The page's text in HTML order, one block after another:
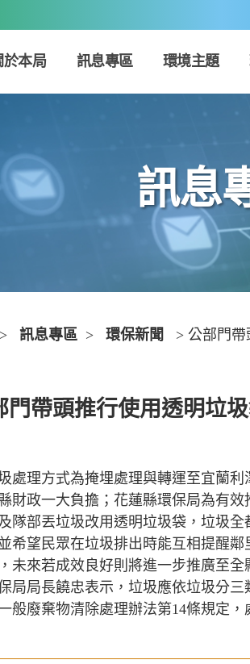
於本局 訊息專區 環境主題
訊息
> 訊息專區 > 環保新聞 > 公部門
門帶頭推行使用透明垃
處理方式為掩埋處理與轉運至宜蘭
財政一大負擔；花蓮縣環保局為有
隊部丟垃圾改用透明垃圾袋，垃圾
希望民眾在垃圾排出時能互相提醒
未來若成效良好則將進一步推廣至全
局局長饒忠表示，垃圾應依垃圾分
般廢棄物清除處理辦法第14條規定